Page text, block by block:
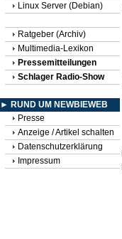
Linux Server (Debian)
Ratgeber (Archiv)
Multimedia-Lexikon
Pressemitteilungen
Schlager Radio-Show
► RUND UM NEWBIEWEB
Presse
Anzeige / Artikel schalten
Datenschutzerklärung
Impressum